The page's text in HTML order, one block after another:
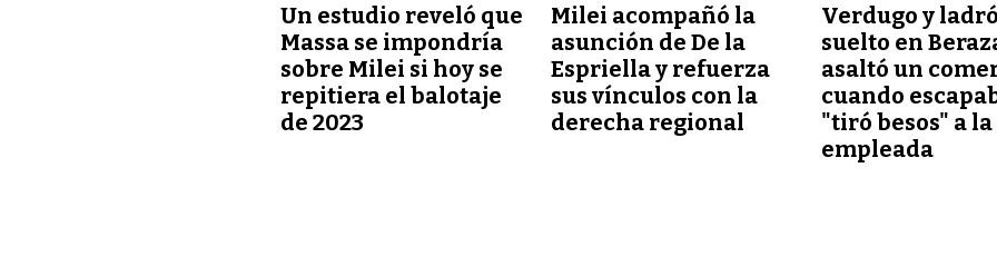
Un estudio reveló que
Massa se impondría
sobre Milei si hoy se
repitiera el balotaje
de 2023
Milei acompañó la
asunción de De la
Espriella y refuerza
sus vínculos con la
derecha regional
Verdugo y
suelto en
asaltó un
cuando
"tiró besos" a la
empleada